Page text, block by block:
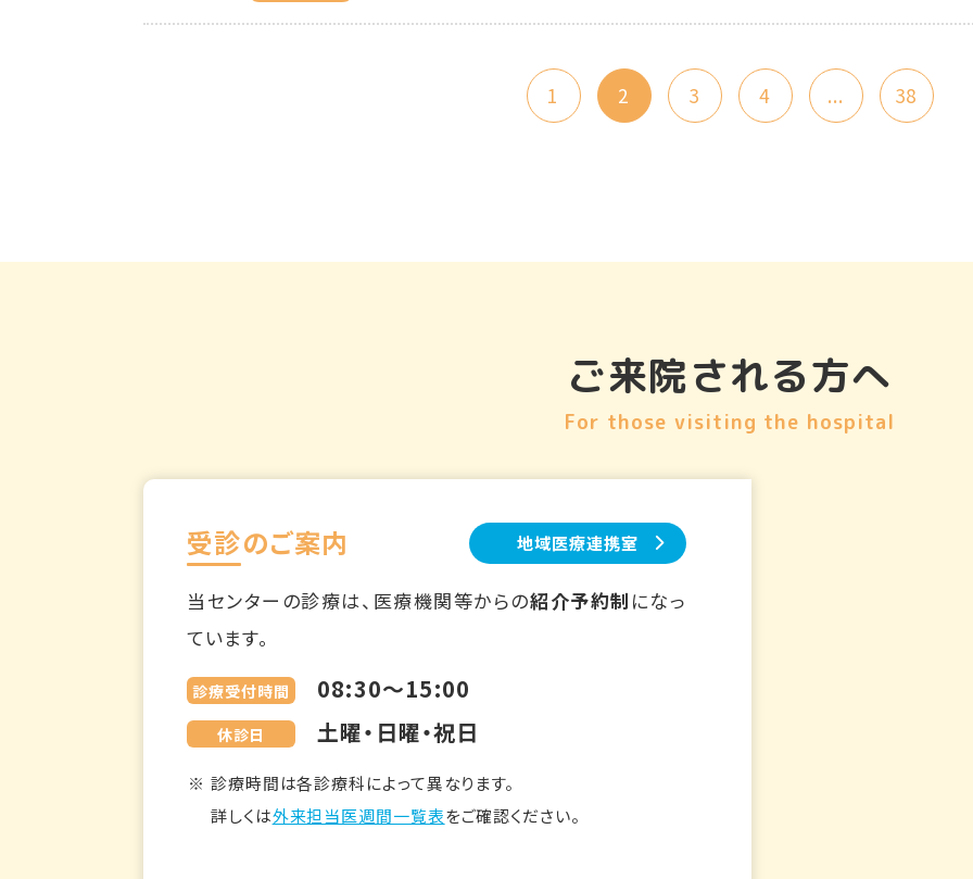
1 2 3 4 ... 38
ご来院される方へ
For those visiting the hospital
受診のご案内 地域医療連携室
当センターの診療は、医療機関等からの紹介予約制 になっ
ています。
診療受付時間 08:30～15:00
休診日 土曜・日曜・祝日
診療時間は各診療科によって異なります。
詳しくは外来担当医週間一覧表をご確認ください。